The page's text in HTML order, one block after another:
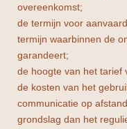
overeenkomst;
de termijn voor
termijn waarbinnen de
garandeert;
de hoogte van het tarief
de kosten van het
communicatie op
grondslag dan het